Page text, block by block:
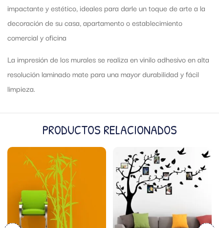
impactante y estético, ideales para darle un toque de arte a la
decoración de su casa, apartamento o establecimiento
comercial y oficina
La impresión de los murales se realiza en vinilo adhesivo en alta
resolución laminado mate para una mayor durabilidad y fácil
limpieza.
PRODUCTOS RELACIONADOS